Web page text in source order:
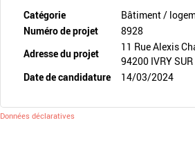
Catégorie
Bâtiment /
Numéro de projet
8928
Adresse du projet
11 Rue Alexis
94200 IVRY SUR
Date de candidature
14/03/2024
Données déclaratives